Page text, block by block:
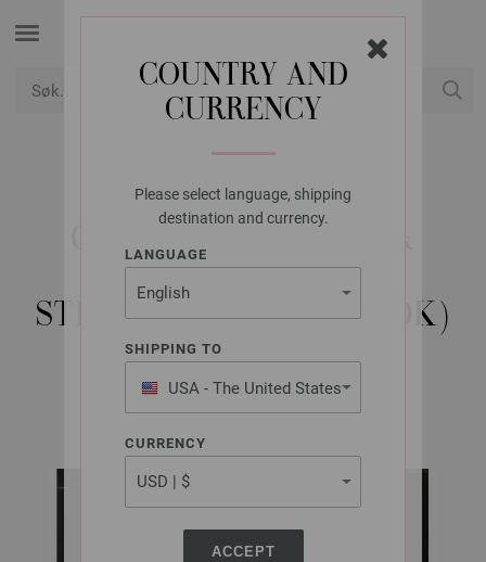
COUNTRY AND
CURRENCY
Please select language, shipping
destination and currency.
LANGUAGE
SHIPPING TO
USA - The United States
of America
CURRENCY
ACCEPT
LANA GROSSA
GENSER ECOPUNO &
SILKHAIR -
STRIKKEOPPSKRIFT (DK)